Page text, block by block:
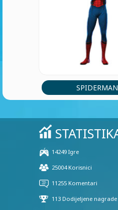
SPIDERMAN